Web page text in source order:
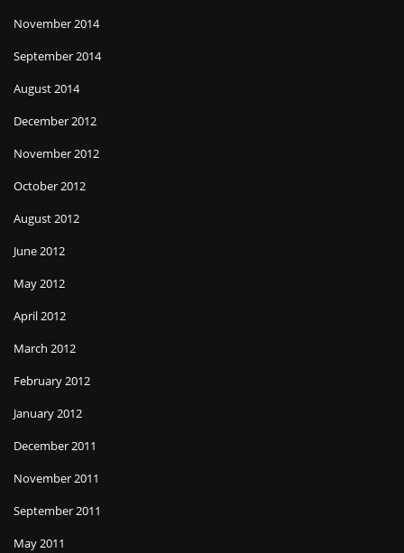
November 2014
September 2014
August 2014
December 2012
November 2012
October 2012
August 2012
June 2012
May 2012
April 2012
March 2012
February 2012
January 2012
December 2011
November 2011
September 2011
May 2011